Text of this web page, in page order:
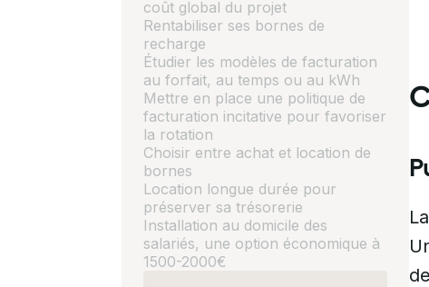
coût global du projet
Rentabiliser ses bornes de
recharge
Étudier les modèles de facturation
au forfait, au temps ou au kWh
Mettre en place une politique de
facturation incitative pour favoriser
la rotation
Choisir entre achat et location de
bornes
Location longue durée pour
préserver sa trésorerie
Installation au domicile des
salariés, une option économique à
1500-2000€
La